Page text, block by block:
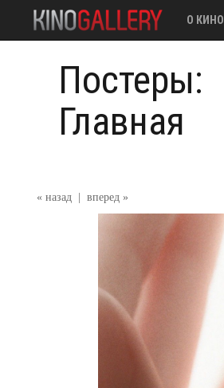
О КИНО
Постеры:
Главная
« назад вперед »